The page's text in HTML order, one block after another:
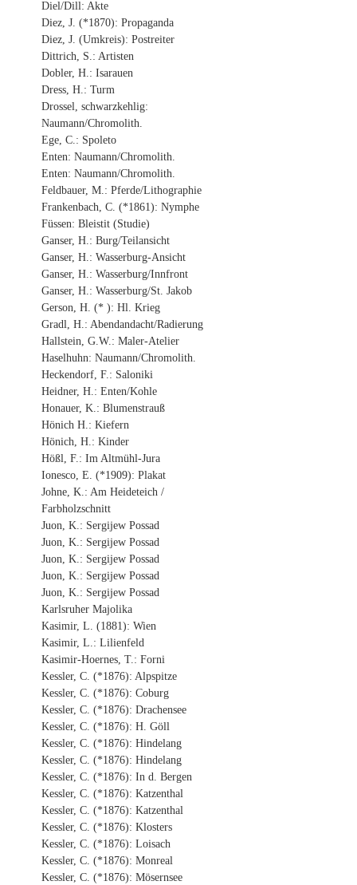
Diel/Dill: Akte
Diez, J. (*1870): Propaganda
Diez, J. (Umkreis): Postreiter
Dittrich, S.: Artisten
Dobler, H.: Isarauen
Dress, H.: Turm
Drossel, schwarzkehlig:
Naumann/Chromolith.
Ege, C.: Spoleto
Enten: Naumann/Chromolith.
Enten: Naumann/Chromolith.
Feldbauer, M.: Pferde/Lithographie
Frankenbach, C. (*1861): Nymphe
Füssen: Bleistit (Studie)
Ganser, H.: Burg/Teilansicht
Ganser, H.: Wasserburg-Ansicht
Ganser, H.: Wasserburg/Innfront
Ganser, H.: Wasserburg/St. Jakob
Gerson, H. (* ): Hl. Krieg
Gradl, H.: Abendandacht/Radierung
Hallstein, G.W.: Maler-Atelier
Haselhuhn: Naumann/Chromolith.
Heckendorf, F.: Saloniki
Heidner, H.: Enten/Kohle
Honauer, K.: Blumenstrauß
Hönich H.: Kiefern
Hönich, H.: Kinder
Hößl, F.: Im Altmühl-Jura
Ionesco, E. (*1909): Plakat
Johne, K.: Am Heideteich /
Farbholzschnitt
Juon, K.: Sergijew Possad
Juon, K.: Sergijew Possad
Juon, K.: Sergijew Possad
Juon, K.: Sergijew Possad
Juon, K.: Sergijew Possad
Karlsruher Majolika
Kasimir, L. (1881): Wien
Kasimir, L.: Lilienfeld
Kasimir-Hoernes, T.: Forni
Kessler, C. (*1876): Alpspitze
Kessler, C. (*1876): Coburg
Kessler, C. (*1876): Drachensee
Kessler, C. (*1876): H. Göll
Kessler, C. (*1876): Hindelang
Kessler, C. (*1876): Hindelang
Kessler, C. (*1876): In d. Bergen
Kessler, C. (*1876): Katzenthal
Kessler, C. (*1876): Katzenthal
Kessler, C. (*1876): Klosters
Kessler, C. (*1876): Loisach
Kessler, C. (*1876): Monreal
Kessler, C. (*1876): Mösernsee